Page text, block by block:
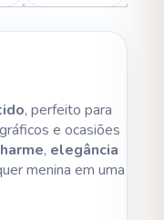
, perfeito para
e ocasiões
, elegância
menina em uma